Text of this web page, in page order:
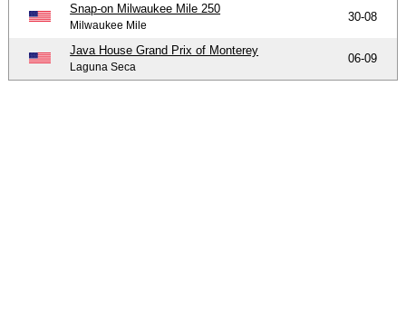
Snap-on Milwaukee Mile 250
Milwaukee Mile
30-08
Java House Grand Prix of Monterey
Laguna Seca
06-09